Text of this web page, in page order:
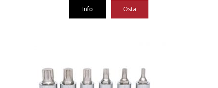
90,99 €.
50,10 €.
Info Osta